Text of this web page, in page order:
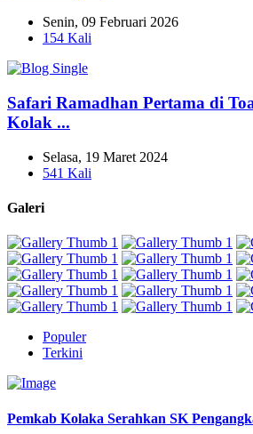
Senin, 09 Februari 2026
154 Kali
Safari Ramadhan Pertama di
Kolak ...
Selasa, 19 Maret 2024
541 Kali
Galeri
Populer
Terkini
Pemkab Kolaka Serahkan SK